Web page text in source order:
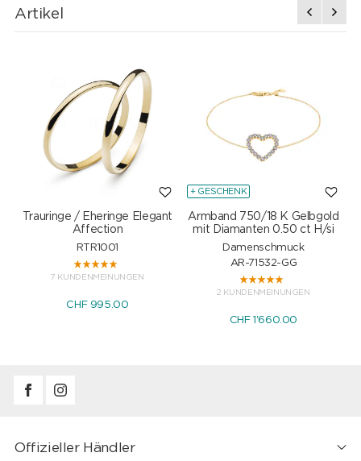
Artikel
Trauringe / Eheringe Elegant
Affection
RTR1001
7 KUNDENMEINUNGEN
CHF 995.00
+ GESCHENK
Armband 750/18 K Gelbgold
mit Diamanten 0.50 ct H/si
Damenschmuck
AR-71532-GG
2 KUNDENMEINUNGEN
CHF 1'660.00
Offizieller Händler